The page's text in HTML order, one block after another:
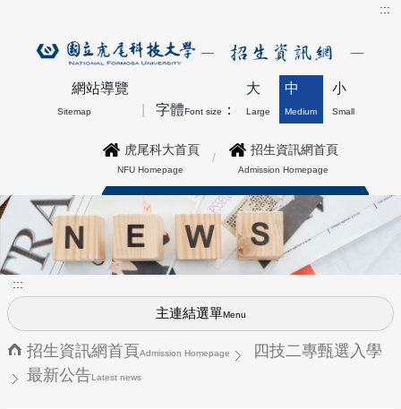
:::
網站導覽
Sitemap 字體Font size ：
大
Large
中
Medium
小
Small
虎尾科大首頁
NFU Homepage
招生資訊網首頁
Admission Homepage
博士班最新公告上方形象圖
:::
主連結選單Menu
招生資訊網首頁Admission Homepage
四技二專甄選入學
最新公告Latest news